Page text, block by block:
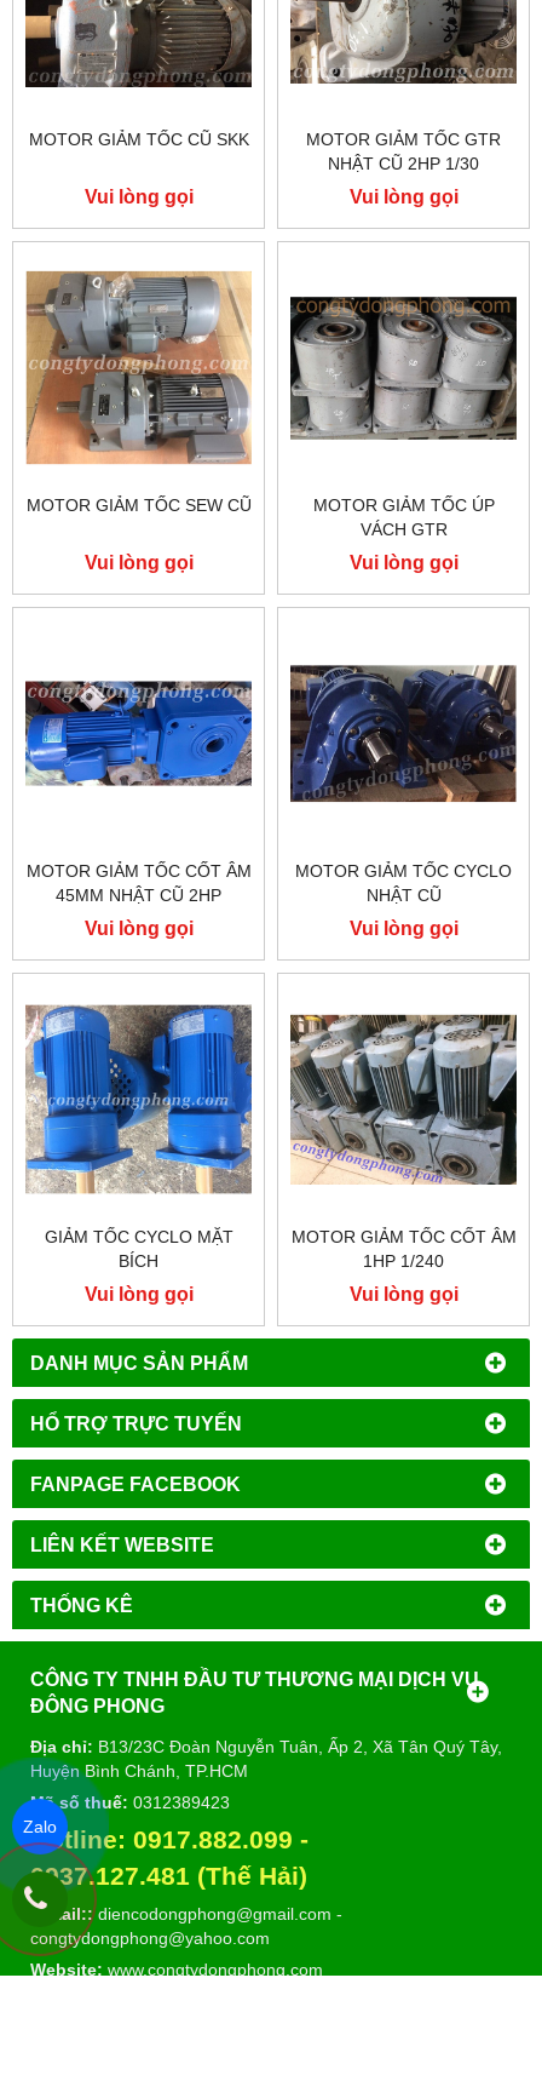
DANH MỤC SẢN PHẨM
HỔ TRỢ TRỰC TUYẾN
FANPAGE FACEBOOK
LIÊN KẾT WEBSITE
THỐNG KÊ
MOTOR GIẢM TỐC CŨ SKK
Vui lòng gọi
MOTOR GIẢM TỐC GTR
NHẬT CŨ 2HP 1/30
Vui lòng gọi
MOTOR GIẢM TỐC SEW CŨ
Vui lòng gọi
MOTOR GIẢM TỐC ÚP
VÁCH GTR
Vui lòng gọi
MOTOR GIẢM TỐC CỐT ÂM
45MM NHẬT CŨ 2HP
Vui lòng gọi
MOTOR GIẢM TỐC CYCLO
NHẬT CŨ
Vui lòng gọi
GIẢM TỐC CYCLO MẶT
BÍCH
Vui lòng gọi
MOTOR GIẢM TỐC CỐT ÂM
1HP 1/240
Vui lòng gọi
CÔNG TY TNHH ĐẦU TƯ THƯƠNG MẠI DỊCH VỤ
ĐÔNG PHONG
Địa chỉ: B13/23C Đoàn Nguyễn Tuân, Ấp 2, Xã Tân Quý Tây,
Huyện Bình Chánh, TP.HCM
Mã số thuế: 0312389423
Hotline: 0917.882.099 -
0937.127.481 (Thế Hải)
E-mail:: diencodongphong@gmail.com -
congtydongphong@yahoo.com
Website: www.congtydongphong.com
Zalo